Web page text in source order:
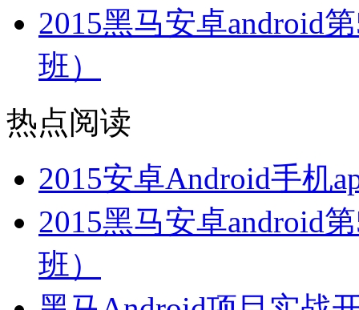
2015黑马安卓android
班）
热点阅读
2015安卓Android手机
2015黑马安卓android
班）